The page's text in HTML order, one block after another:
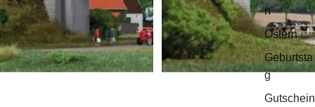
n
Ostern
Geburtsta
g
Gutschein